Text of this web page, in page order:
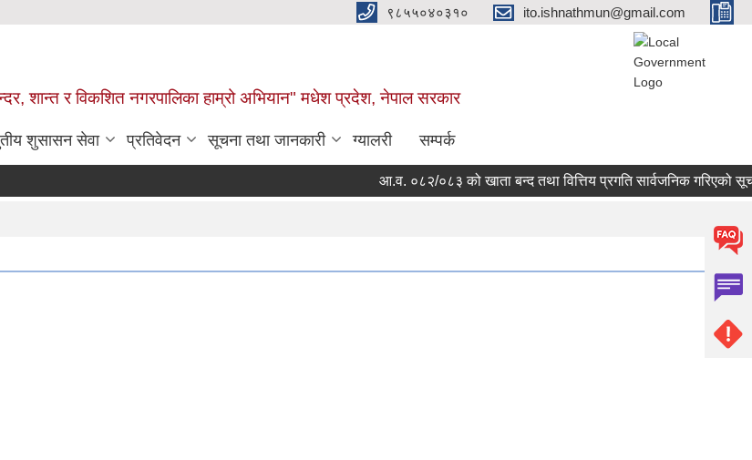
९८५५०४०३१० ito.ishnathmun@gmail.com
शान्त र विकशित नगरपालिका हाम्रो अभियान" मधेश प्रदेश, नेपाल सरकार
शुसासन सेवा प्रतिवेदन सूचना तथा जानकारी ग्यालरी सम्पर्क
आ.व. ०८२/०८३ को खाता बन्द तथा वित्तिय प्रगति सार्वजनिक गरिएको